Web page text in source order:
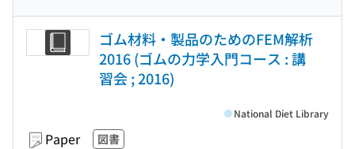
ゴム材料・製品のためのFEM解析
2016 (ゴムの力学入門コース : 講
習会 ; 2016)
Paper 図書
National Diet Library